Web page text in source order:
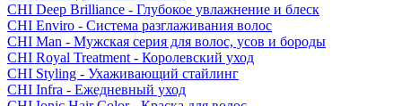
CHI Deep Brilliance - Глубокое увлажнение и блеск
CHI Enviro - Система разглаживания волос
CHI Man - Мужская серия для волос, усов и бороды
CHI Royal Treatment - Королевский уход
CHI Styling - Ухаживающий стайлинг
CHI Infra - Ежедневный уход